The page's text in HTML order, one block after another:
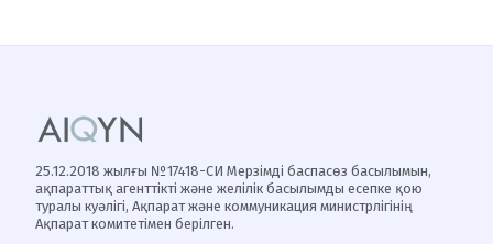
25.12.2018 жылғы №17418-СИ Мерзімді баспасөз басылымын,
ақпараттық агенттікті және желілік басылымды есепке қою
туралы куәлігі, Ақпарат және коммуникация министрлігінің
Ақпарат комитетімен берілген.